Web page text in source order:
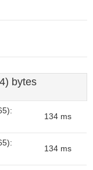
bytes
134 ms
134 ms